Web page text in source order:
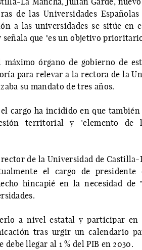
de las Universidades
a las universidades se sitúe en
señala que "es un objetivo
máximo órgano de gobierno de
para relevar a la rectora de la
su mandato de tres años.
cargo ha incidido en que también
territorial y "elemento de
de la Universidad de Castilla-
el cargo de
hincapié en la necesidad de
a nivel estatal y participar en
tras urgir un calendario
llegar al 1 % del PIB en 2030.